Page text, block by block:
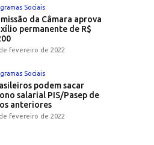
Sociais
da Câmara aprova
permanente de R$
fevereiro de 2022
Sociais
podem sacar
salarial PIS/Pasep de
anteriores
fevereiro de 2022